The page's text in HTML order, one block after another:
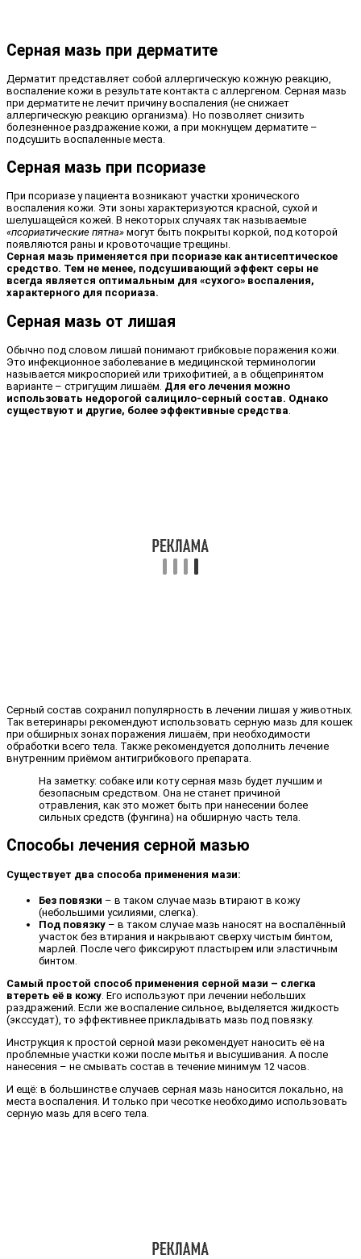
Серная мазь при дерматите
Дерматит представляет собой аллергическую кожную реакцию,
воспаление кожи в результате контакта с аллергеном. Серная мазь
при дерматите не лечит причину воспаления (не снижает
аллергическую реакцию организма). Но позволяет снизить
болезненное раздражение кожи, а при мокнущем дерматите –
подсушить воспаленные места.
Серная мазь при псориазе
При псориазе у пациента возникают участки хронического
воспаления кожи. Эти зоны характеризуются красной, сухой и
шелушащейся кожей. В некоторых случаях так называемые
«псориатические пятна» могут быть покрыты коркой, под которой
появляются раны и кровоточащие трещины.
Серная мазь применяется при псориазе как антисептическое
средство. Тем не менее, подсушивающий эффект серы не
всегда является оптимальным для «сухого» воспаления,
характерного для псориаза.
Серная мазь от лишая
Обычно под словом лишай понимают грибковые поражения кожи.
Это инфекционное заболевание в медицинской терминологии
называется микроспорией или трихофитией, а в общепринятом
варианте – стригущим лишаём. Для его лечения можно
использовать недорогой салицило-серный состав. Однако
существуют и другие, более эффективные средства
Серный состав сохранил популярность в лечении лишая у животных.
Так ветеринары рекомендуют использовать серную мазь для кошек
при обширных зонах поражения лишаём, при необходимости
обработки всего тела. Также рекомендуется дополнить лечение
внутренним приёмом антигрибкового препарата.
На заметку: собаке или коту серная мазь будет лучшим и
безопасным средством. Она не станет причиной
отравления, как это может быть при нанесении более
сильных средств (фунгина) на обширную часть тела.
Способы лечения серной мазью
Существует два способа применения мази:
Без повязки – в таком случае мазь втирают в кожу
(небольшими усилиями, слегка).
Под повязку – в таком случае мазь наносят на воспалённый
участок без втирания и накрывают сверху чистым бинтом,
марлей. После чего фиксируют пластырем или эластичным
бинтом.
Самый простой способ применения серной мази – слегка
втереть её в кожу. Его используют при лечении небольших
раздражений. Если же воспаление сильное, выделяется жидкость
(экссудат), то эффективнее прикладывать мазь под повязку.
Инструкция к простой серной мази рекомендует наносить её на
проблемные участки кожи после мытья и высушивания. А после
нанесения – не смывать состав в течение минимум 12 часов.
И ещё: в большинстве случаев серная мазь наносится локально, на
места воспаления. И только при чесотке необходимо использовать
серную мазь для всего тела.